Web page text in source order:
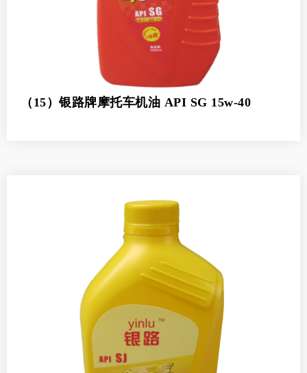
（15）银路牌摩托车机油 API SG 15w-40